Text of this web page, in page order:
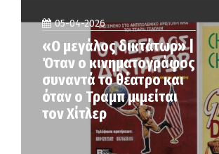
05-04-2026
«Ο μεγάλος δικτάτωρ» |
Όταν ο κινηματογράφος
συναντά το θέατρο και
όταν ο Τραμπ μιμείται
τον Χίτλερ